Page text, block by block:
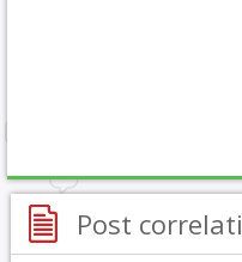
Post correlati